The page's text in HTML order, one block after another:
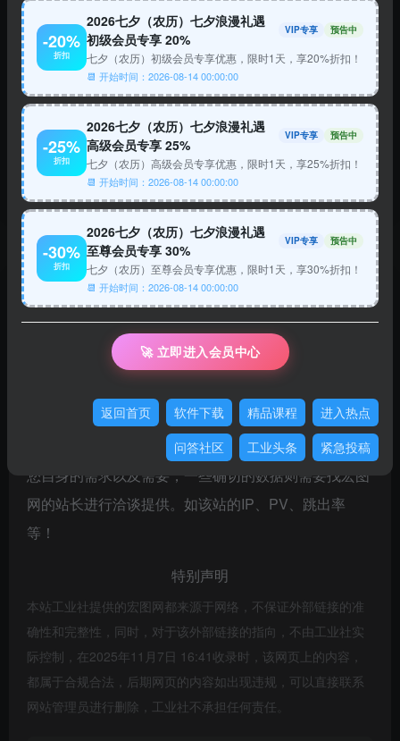
数据评估
宏图网浏览人数已经达到1,599，如你需要查询该站的
相关权重信息，可以点击"5118数据 ""爱站数据
Chinaz数据
"进入；以目前的网站数据参考，建
宏图网的访问速度、搜索引擎收录以及索引量、用户体
验等；当然要评估一个站的价值，最主要还是需要根据
您自身的需求以及需要，一些确切的数据则需要找宏图
网的站长进行洽谈提供。如该站的IP、PV、跳出率
等！
特别声明
本站工业社提供的宏图网都来源于网络，不保证外部链接的准
确性和完整性，同时，对于该外部链接的指向，不由工业社实
际控制，在2025年11月7日 16:41收录时，该网页上的内容，
都属于合规合法，后期网页的内容如出现违规，可以直接联系
网站管理员进行删除，工业社不承担任何责任。
-20%
折扣
2026七夕（农历）七夕浪漫礼遇
初级会员专享 20%
VIP专享 预告中
七夕（农历）初级会员专享优惠，限时1天，享20%折扣！
📆 开始时间：2026-08-14 00:00:00
-25%
折扣
2026七夕（农历）七夕浪漫礼遇
高级会员专享 25%
VIP专享 预告中
七夕（农历）高级会员专享优惠，限时1天，享25%折扣！
📆 开始时间：2026-08-14 00:00:00
-30%
折扣
2026七夕（农历）七夕浪漫礼遇
至尊会员专享 30%
VIP专享 预告中
七夕（农历）至尊会员专享优惠，限时1天，享30%折扣！
📆 开始时间：2026-08-14 00:00:00
🚀 立即进入会员中心
返回首页 软件下载 精品课程
进入热点
问答社区
工业头条 紧急投稿